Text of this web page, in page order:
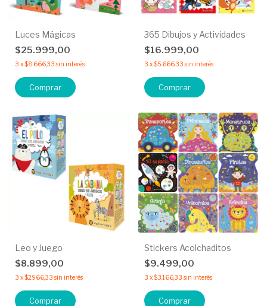
Luces Mágicas
$25.999,00
3 x$8.666,33 sin interés
Comprar
365 Dibujos y Actividades
$16.999,00
3 x$5.666,33 sin interés
Comprar
Leo y Juego
$8.899,00
3 x$2.966,33 sin interés
Comprar
Stickers Acolchaditos
$9.499,00
3 x$3.166,33 sin interés
Comprar